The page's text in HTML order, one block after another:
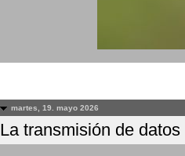
martes, 19. mayo 2026
La transmisión de